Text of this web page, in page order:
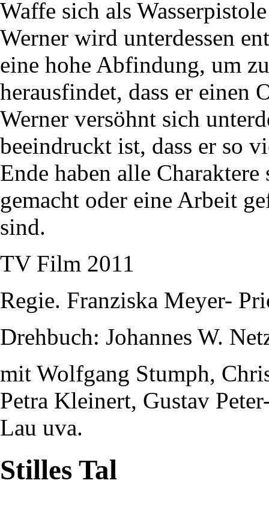
Waffe sich als
Werner wird unterdessen
eine hohe Abfindung, um
herausfindet, dass er einen
Werner versöhnt sich
beeindruckt ist, dass er so
Ende haben alle
gemacht oder eine Arbeit
sind.
TV Film 2011
Regie. Franziska Meyer-
Drehbuch: Johannes W.
mit Wolfgang Stumph,
Petra Kleinert, Gustav
Lau uva.
Stilles Tal